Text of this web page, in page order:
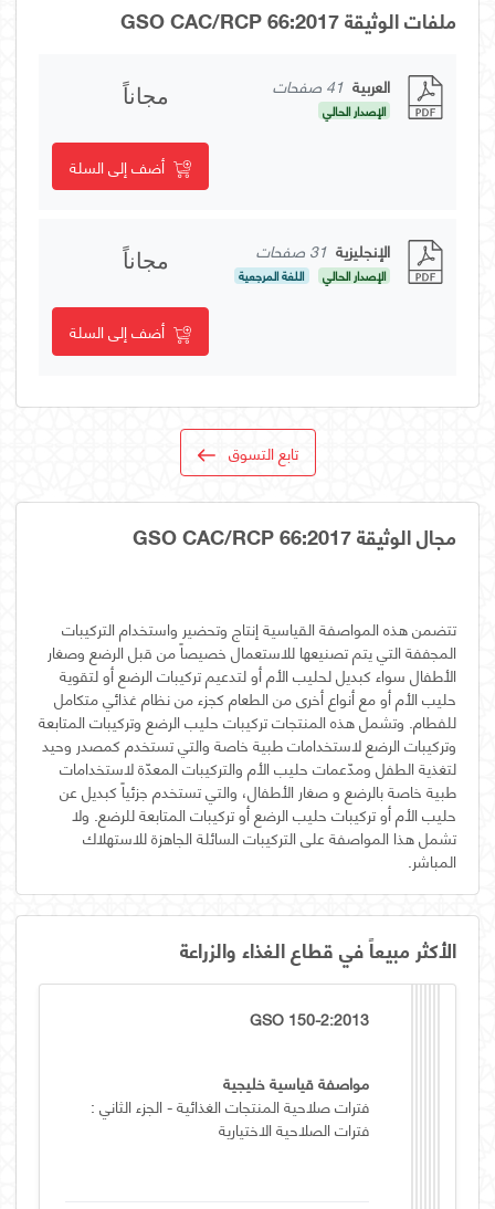
ملفات الوثيقة GSO CAC/RCP 66:2017
العربية 41 صفحات
الإصدار الحالي
مجاناً
أضف إلى السلة
الإنجليزية 31 صفحات
الإصدار الحالي اللغة المرجعية
مجاناً
أضف إلى السلة
تابع التسوق
مجال الوثيقة GSO CAC/RCP 66:2017
تتضمن هذه المواصفة القياسية إنتاج وتحضير واستخدام التركيبات
اﻟﻤﺠففة التي يتم تصنيعها للاستعمال خصيصاً من قبل الرضع وصغار
الأطفال سواء كبديل لحليب الأم أو لتدعيم تركيبات الرضع أو لتقوية
حليب الأم أو مع أنواع أخرى من الطعام كجزء من نظام غذائي متكامل
للفطام. وتشمل هذه المنتجات تركيبات حليب الرضع وتركيبات المتابعة
وتركيبات الرضع لاستخدامات طبية خاصة والتي تستخدم كمصدر وحيد
لتغذية الطفل ومدّعمات حليب الأم والتركيبات المعدّة لاستخدامات
طبية خاصة بالرضع و صغار الأطفال، والتي تستخدم جزئياً كبديل عن
حليب الأم أو تركيبات حليب الرضع أو تركيبات المتابعة للرضع. ولا
تشمل هذا المواصفة على التركيبات السائلة الجاهزة للاستهلاك
المباشر.
الأكثر مبيعاً في قطاع الغذاء والزراعة
GSO 150-2:2013
مواصفة قياسية خليجية
فترات صلاحية المنتجات الغذائية - الجزء الثاني :
فترات الصلاحية الاختيارية